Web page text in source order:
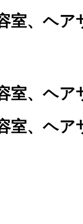
室、ヘア
室、ヘア
室、ヘア